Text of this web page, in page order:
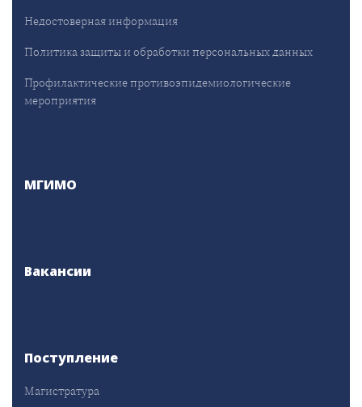
Недостоверная информация
Политика защиты и обработки персональных данных
Профилактические противоэпидемиологические
мероприятия
МГИМО
Вакансии
Поступление
Магистратура